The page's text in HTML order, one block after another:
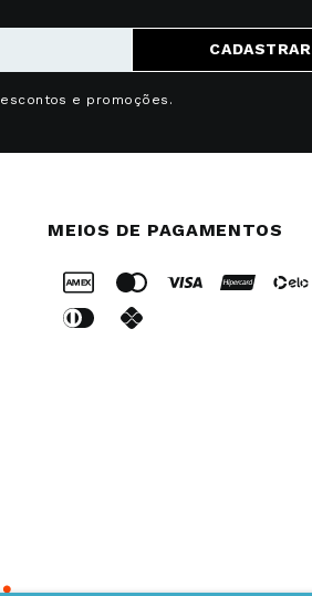
CADASTRAR
e promoções.
MEIOS DE PAGAMENTOS